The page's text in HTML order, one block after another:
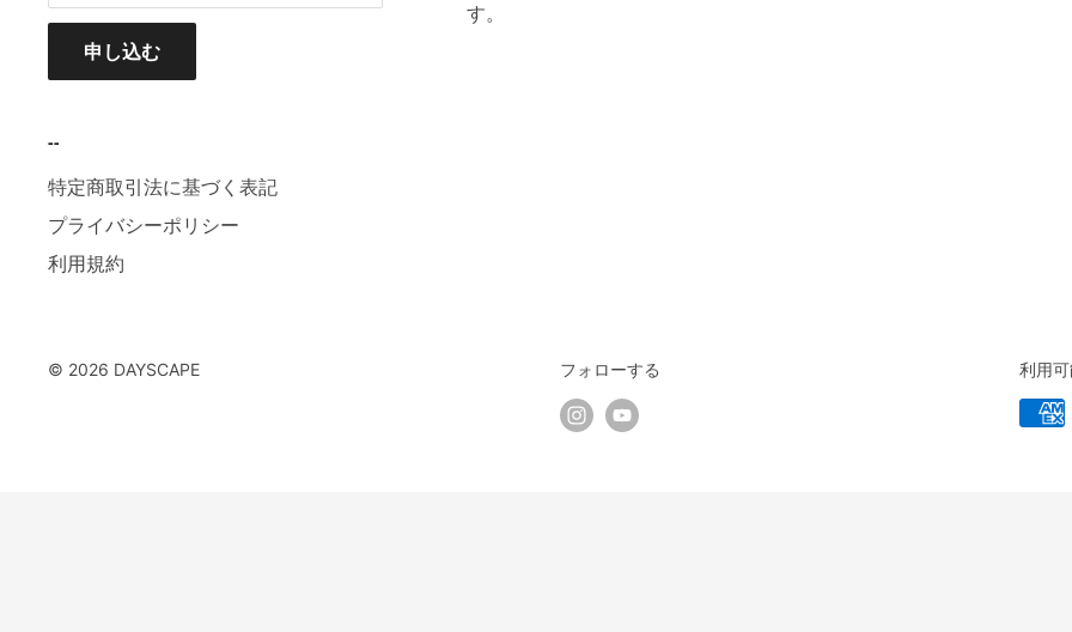
申し込む
す。
--
特定商取引法に基づく表記
プライバシーポリシー
利用規約
© 2026 DAYSCAPE フォローする 利用